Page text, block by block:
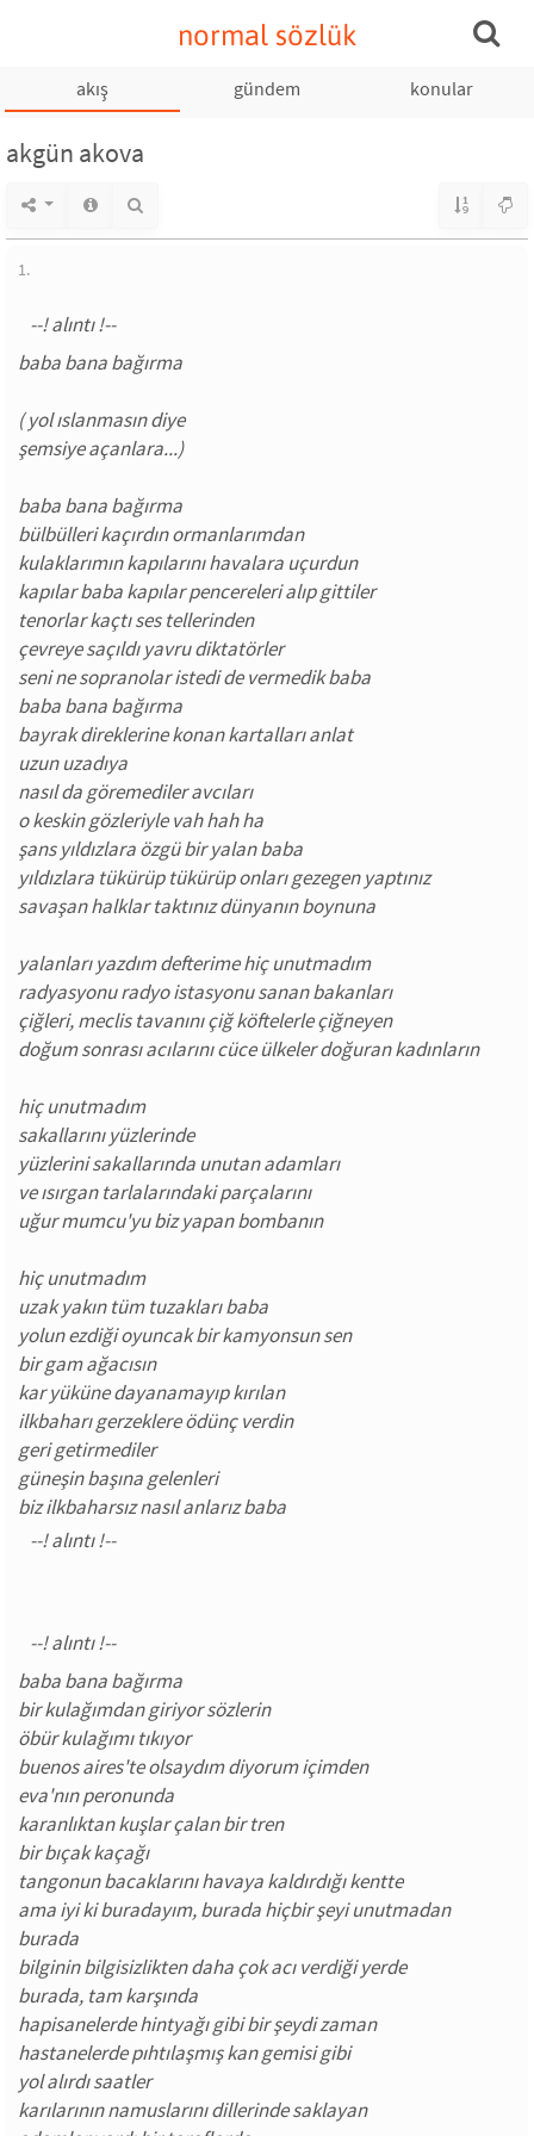
normal sözlük
akış gündem konular
akgün akova
1.
baba bana bağırma
( yol ıslanmasın diye
şemsiye açanlara...)
baba bana bağırma
bülbülleri kaçırdın ormanlarımdan
kulaklarımın kapılarını havalara uçurdun
kapılar baba kapılar pencereleri alıp gittiler
tenorlar kaçtı ses tellerinden
çevreye saçıldı yavru diktatörler
seni ne sopranolar istedi de vermedik baba
baba bana bağırma
bayrak direklerine konan kartalları anlat
uzun uzadıya
nasıl da göremediler avcıları
o keskin gözleriyle vah hah ha
şans yıldızlara özgü bir yalan baba
yıldızlara tükürüp tükürüp onları gezegen yaptınız
savaşan halklar taktınız dünyanın boynuna
yalanları yazdım defterime hiç unutmadım
radyasyonu radyo istasyonu sanan bakanları
çiğleri, meclis tavanını çiğ köftelerle çiğneyen
doğum sonrası acılarını cüce ülkeler doğuran kadınların
hiç unutmadım
sakallarını yüzlerinde
yüzlerini sakallarında unutan adamları
ve ısırgan tarlalarındaki parçalarını
uğur mumcu'yu biz yapan bombanın
hiç unutmadım
uzak yakın tüm tuzakları baba
yolun ezdiği oyuncak bir kamyonsun sen
bir gam ağacısın
kar yüküne dayanamayıp kırılan
ilkbaharı gerzeklere ödünç verdin
geri getirmediler
güneşin başına gelenleri
biz ilkbaharsız nasıl anlarız baba
baba bana bağırma
bir kulağımdan giriyor sözlerin
öbür kulağımı tıkıyor
buenos aires'te olsaydım diyorum içimden
eva'nın peronunda
karanlıktan kuşlar çalan bir tren
bir bıçak kaçağı
tangonun bacaklarını havaya kaldırdığı kentte
ama iyi ki buradayım, burada hiçbir şeyi unutmadan
burada
bilginin bilgisizlikten daha çok acı verdiği yerde
burada, tam karşında
hapisanelerde hintyağı gibi bir şeydi zaman
hastanelerde pıhtılaşmış kan gemisi gibi
yol alırdı saatler
karılarının namuslarını dillerinde saklayan